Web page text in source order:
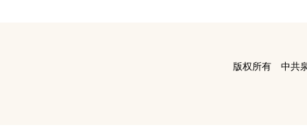
版权所有 中共